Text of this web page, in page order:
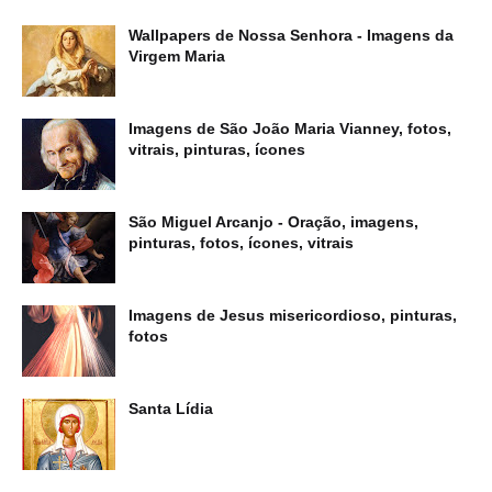
Wallpapers de Nossa Senhora - Imagens da
Virgem Maria
Imagens de São João Maria Vianney, fotos,
vitrais, pinturas, ícones
São Miguel Arcanjo - Oração, imagens,
pinturas, fotos, ícones, vitrais
Imagens de Jesus misericordioso, pinturas,
fotos
Santa Lídia